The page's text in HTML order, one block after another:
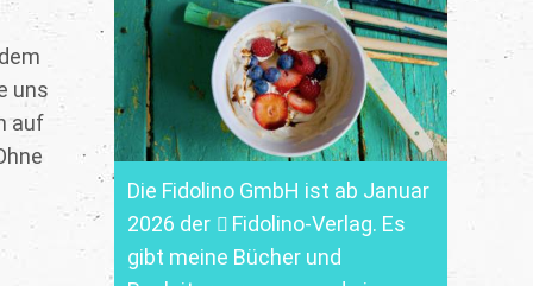
Die Fidolino GmbH ist ab Januar
2026 der
Fidolino-Verlag. Es
gibt meine Bücher und
uns
auf